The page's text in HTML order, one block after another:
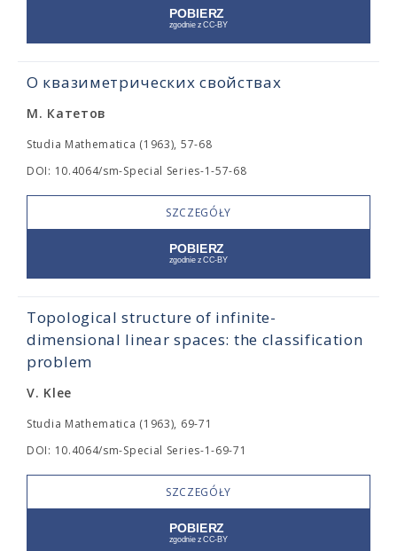
О квазиметрических свойствах
М. Катетов
Studia Mathematica (1963), 57-68
DOI: 10.4064/sm-Special Series-1-57-68
SZCZEGÓŁY
Topological structure of infinite-
dimensional linear spaces: the classification
problem
V. Klee
Studia Mathematica (1963), 69-71
DOI: 10.4064/sm-Special Series-1-69-71
SZCZEGÓŁY